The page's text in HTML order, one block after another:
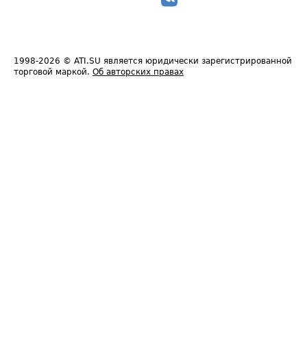
1998-2026 © ATI.SU является юридически зарегистрированной
торговой маркой. Об авторских правах